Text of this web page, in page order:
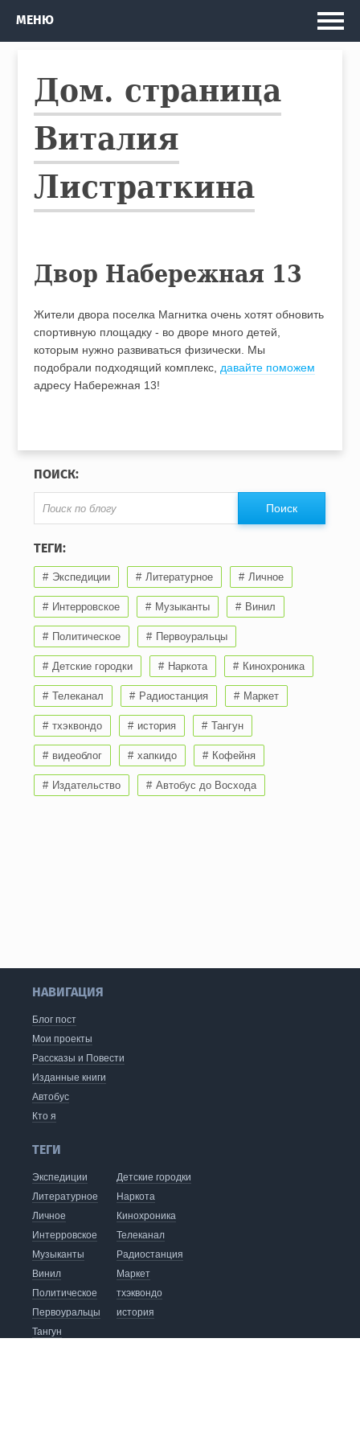
Рассказы и Повести
Изданные книги
Автобус
Кто я
МЕНЮ
Дом. страница
Виталия
Листраткина
Двор Набережная 13
Жители двора поселка Магнитка очень хотят обновить
спортивную площадку - во дворе много детей,
которым нужно развиваться физически. Мы
подобрали подходящий комплекс, давайте поможем
адресу Набережная 13!
ПОИСК:
ТЕГИ:
Экспедиции Литературное Личное
Интерровское Музыканты Винил
Политическое Первоуральцы
Детские городки Наркота Кинохроника
Телеканал Радиостанция Маркет
тхэквондо история Тангун
видеоблог хапкидо Кофейня
Издательство Автобус до Восхода
НАВИГАЦИЯ
Блог пост
Мои проекты
Рассказы и Повести
Изданные книги
Автобус
Кто я
ТЕГИ
Экспедиции
Литературное
Личное
Интерровское
Музыканты
Винил
Политическое
Первоуральцы
Детские городки
Наркота
Кинохроника
Телеканал
Радиостанция
Маркет
тхэквондо
история
Тангун